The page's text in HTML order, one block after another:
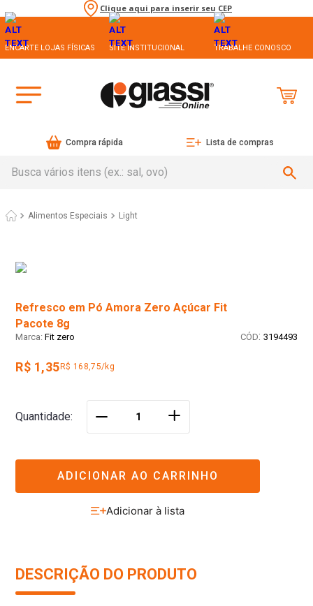
Clique aqui para inserir seu CEP
ENCARTE LOJAS FÍSICAS SITE INSTITUCIONAL TRABALHE CONOSCO
Compra rápida Lista de compras
Alimentos Especiais Light
Refresco em Pó Amora Zero Açúcar Fit
Pacote 8g
Fit zero : 3194493
R$ 1,35 R$ 168,75/kg
Quantidade ＋
ADICIONAR AO CARRINHO
DESCRIÇÃO DO PRODUTO